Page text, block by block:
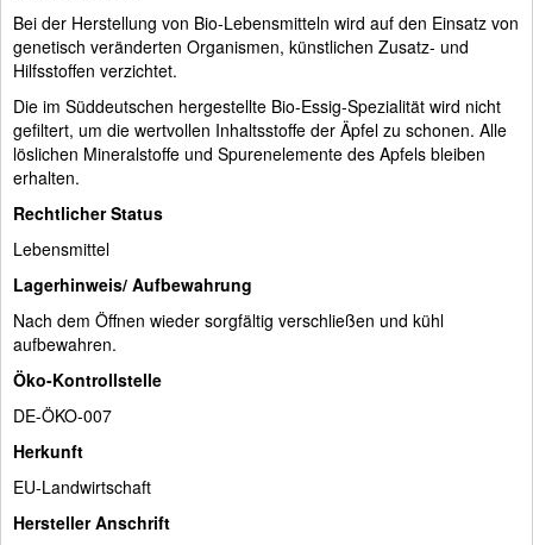
Bei der Herstellung von Bio-Lebensmitteln wird auf den Einsatz von
genetisch veränderten Organismen, künstlichen Zusatz- und
Hilfsstoffen verzichtet.
Die im Süddeutschen hergestellte Bio-Essig-Spezialität wird nicht
gefiltert, um die wertvollen Inhaltsstoffe der Äpfel zu schonen. Alle
löslichen Mineralstoffe und Spurenelemente des Apfels bleiben
erhalten.
Rechtlicher Status
Lebensmittel
Lagerhinweis/ Aufbewahrung
Nach dem Öffnen wieder sorgfältig verschließen und kühl
aufbewahren.
Öko-Kontrollstelle
DE-ÖKO-007
Herkunft
EU-Landwirtschaft
Hersteller Anschrift